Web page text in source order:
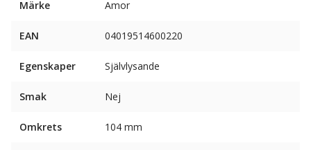
Märke Amor
EAN 04019514600220
Egenskaper Självlysande
Smak Nej
Omkrets 104 mm